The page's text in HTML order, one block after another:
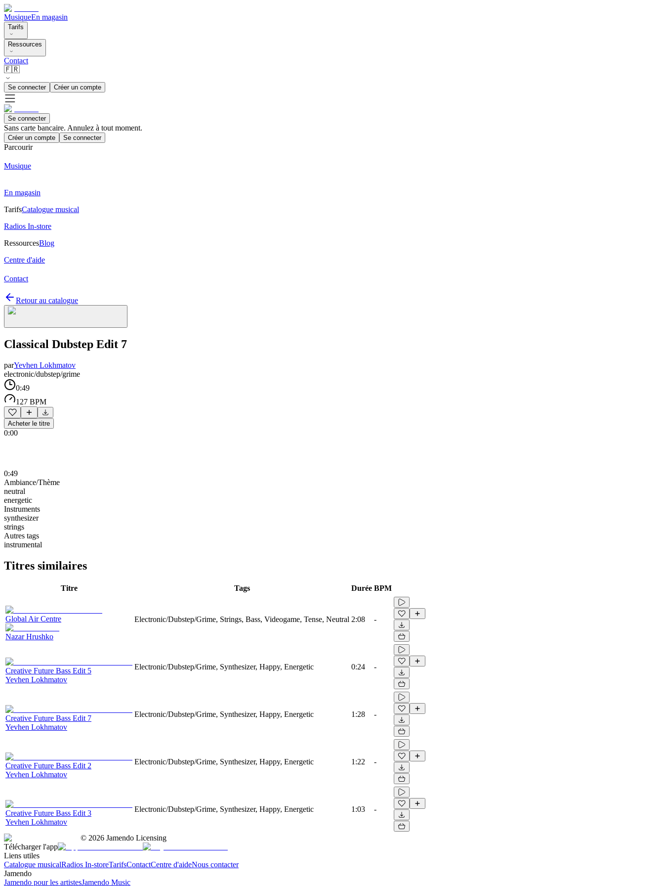
MusiqueEn magasin
Tarifs
Ressources
Contact
🇫🇷
Se connecter Créer un compte
Se connecter
Sans carte bancaire. Annulez à tout moment.
Créer un compte Se connecter
Parcourir
Musique
En magasin
TarifsCatalogue musical
Radios In-store
RessourcesBlog
Centre d'aide
Contact
Retour au catalogue
Classical Dubstep Edit 7
parYevhen Lokhmatov
electronic/dubstep/grime
0:49
127 BPM
Acheter le titre
0:00
0:49
Ambiance/Thème
neutral
energetic
Instruments
synthesizer
strings
Autres tags
instrumental
Titres similaires
Titre Tags Durée BPM
Global Air Centre
Nazar Hrushko
Electronic/Dubstep/Grime, Strings, Bass, Videogame, Tense, Neutral 2:08 -
Creative Future Bass Edit 5
Yevhen Lokhmatov
Electronic/Dubstep/Grime, Synthesizer, Happy, Energetic 0:24 -
Creative Future Bass Edit 7
Yevhen Lokhmatov
Electronic/Dubstep/Grime, Synthesizer, Happy, Energetic 1:28 -
Creative Future Bass Edit 2
Yevhen Lokhmatov
Electronic/Dubstep/Grime, Synthesizer, Happy, Energetic 1:22 -
Creative Future Bass Edit 3
Yevhen Lokhmatov
Electronic/Dubstep/Grime, Synthesizer, Happy, Energetic 1:03 -
© 2026 Jamendo Licensing
Télécharger l'app
Liens utiles
Catalogue musicalRadios In-storeTarifsContactCentre d'aideNous contacter
Jamendo
Jamendo pour les artistesJamendo Music